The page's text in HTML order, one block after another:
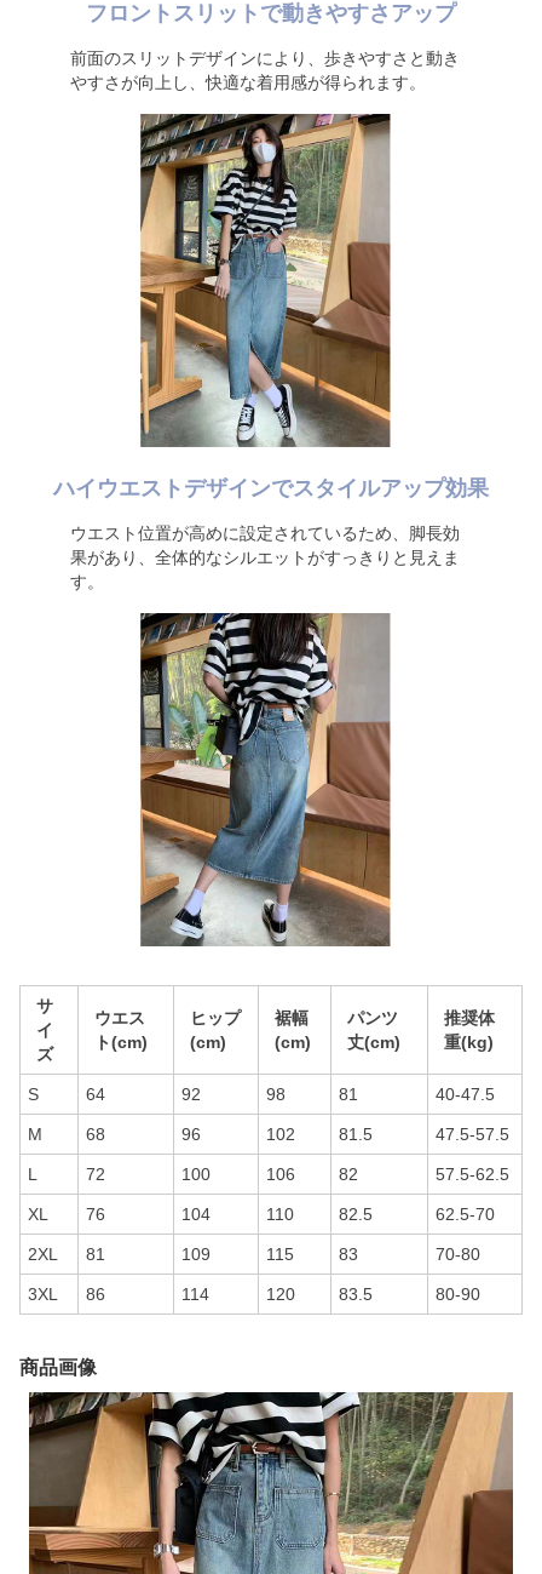
フロントスリットで動きやすさアップ
前面のスリットデザインにより、歩きやすさと動き
やすさが向上し、快適な着用感が得られます。
ハイウエストデザインでスタイルアップ効果
ウエスト位置が高めに設定されているため、脚長効
果があり、全体的なシルエットがすっきりと見えま
す。
サ
イ
ズ
ウエス
ト(cm)
ヒップ
(cm)
裾幅
(cm)
パンツ
丈(cm)
推奨体
重(kg)
S 64 92 98 81 40-47.5
M 68 96 102 81.5 47.5-57.5
L 72 100 106 82 57.5-62.5
XL 76 104 110 82.5 62.5-70
2XL 81 109 115 83 70-80
3XL 86 114 120 83.5 80-90
商品画像